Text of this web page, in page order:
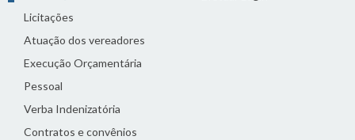
Licitações
Atuação dos vereadores
Execução Orçamentária
Pessoal
Verba Indenizatória
Contratos e convênios